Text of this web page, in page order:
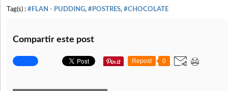
Tag(s) : #FLAN - PUDDING, #POSTRES, #CHOCOLATE
Compartir este post
Repost 0